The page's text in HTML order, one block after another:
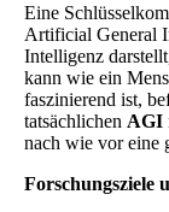
Eine
Artificial General
Intelligenz
kann wie ein
faszinierend ist,
tatsächlichen AGI
nach wie vor eine
Forschungsziele